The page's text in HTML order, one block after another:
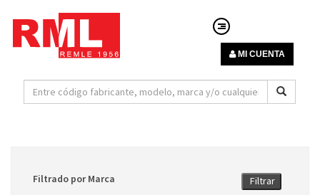
MI CUENTA
Filtrar
Filtrado por Marca